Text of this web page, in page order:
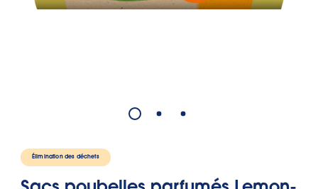
Élimination des déchets